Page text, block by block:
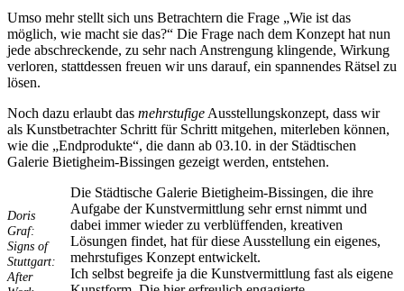
Buchbesprechungen von Harald Schwiers
Kunstausflüge mit Sigrid Balke
Marc Peschke – Out of The Länd
Buchtipps von Uli Rothfuss
Hausbesuche
Bildergeschichten von Jürgen Linde und Dietmar
Zankel
Kunsttheorie: Kunstführer und Flugschwein
Kunst geht weiter.
Umso mehr stellt sich uns Betrachtern die Frage „Wie ist das
möglich, wie macht sie das?“ Die Frage nach dem Konzept hat nun
jede abschreckende, zu sehr nach Anstrengung klingende, Wirkung
verloren, stattdessen freuen wir uns darauf, ein spannendes Rätsel zu
lösen.
Noch dazu erlaubt das mehrstufige Ausstellungskonzept, dass wir
als Kunstbetrachter Schritt für Schritt mitgehen, miterleben können,
wie die „Endprodukte“, die dann ab 03.10. in der Städtischen
Galerie Bietigheim-Bissingen gezeigt werden, entstehen.
Doris
Graf:
Signs of
Stuttgart:
After
Die Städtische Galerie Bietigheim-Bissingen, die ihre
Aufgabe der Kunstvermittlung sehr ernst nimmt und
dabei immer wieder zu verblüffenden, kreativen
Lösungen findet, hat für diese Ausstellung ein eigenes,
mehrstufiges Konzept entwickelt.
Ich selbst begreife ja die Kunstvermittlung fast als eigene